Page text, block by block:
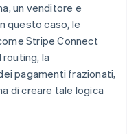
un venditore e
questo caso, le
Stripe Connect
la
pagamenti frazionati,
di creare tale logica